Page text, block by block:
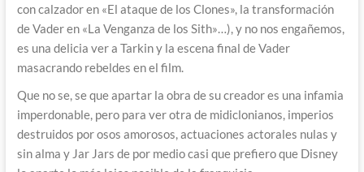
con calzador en «El ataque de los Clones», la transformación
de Vader en «La Venganza de los Sith»…), y no nos engañemos,
es una delicia ver a Tarkin y la escena final de Vader
masacrando rebeldes en el film.
Que no se, se que apartar la obra de su creador es una infamia
imperdonable, pero para ver otra de midiclonianos, imperios
destruidos por osos amorosos, actuaciones actorales nulas y
sin alma y Jar Jars de por medio casi que prefiero que Disney